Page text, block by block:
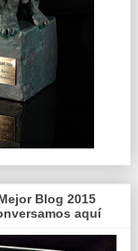
Blog 2015
aquí